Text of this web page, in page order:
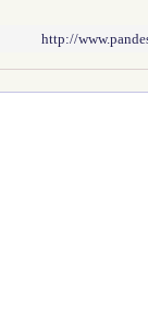
http://